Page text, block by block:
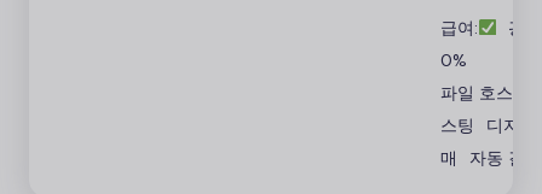
급여:
광
0%
파일 호스팅
스팅
디지
매
자동 결제